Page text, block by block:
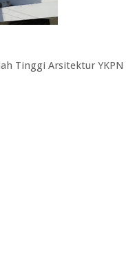
Tinggi Arsitektur YKPN